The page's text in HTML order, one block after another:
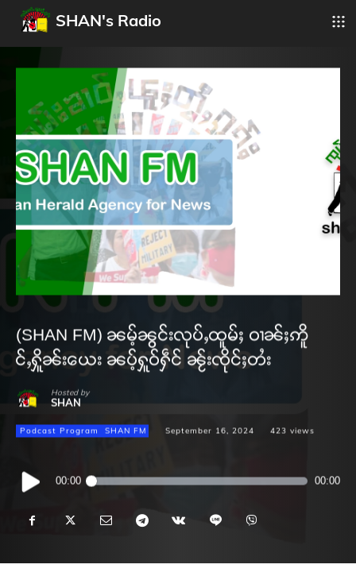
SHAN's Radio
(SHAN FM) ၼမ့်ၼွင်းလုပ်ႇထူမ်ႈ ဝၢၼ်ႈဢိူ
င်ႇႁိူၼ်းယေး ၼပ့်ႁူဝ်ႁဵင် ၼႂ်းၸိုင်ႈတႆး
Hosted by
SHAN
Podcast Program SHAN FM September 16, 2024 423 views
Audio
Player
00:00 00:00